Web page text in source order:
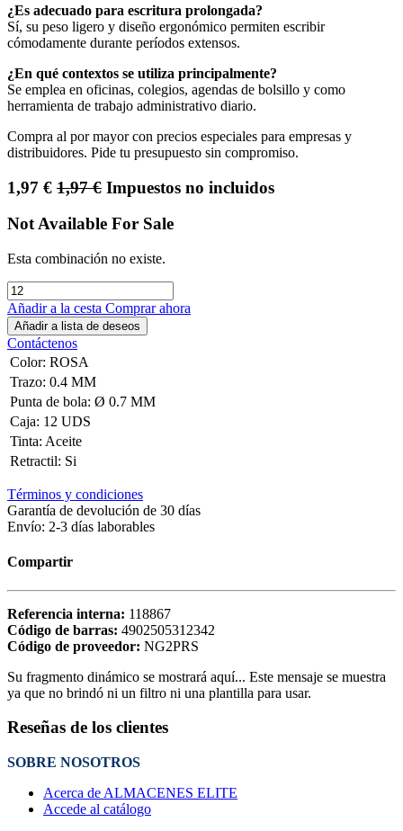
¿Es adecuado para escritura prolongada?
Sí, su peso ligero y diseño ergonómico permiten escribir
cómodamente durante períodos extensos.
¿En qué contextos se utiliza principalmente?
Se emplea en oficinas, colegios, agendas de bolsillo y como
herramienta de trabajo administrativo diario.
Compra al por mayor con precios especiales para empresas y
distribuidores. Pide tu presupuesto sin compromiso.
1,97 € 1,97€ Impuestos no incluidos
Not Available For Sale
Esta combinación no existe.
Añadir a la cesta Comprar ahora
Añadir a lista de deseos
Contáctenos
Color: ROSA
Trazo: 0.4 MM
Punta de bola: Ø 0.7 MM
Caja: 12 UDS
Tinta: Aceite
Retractil: Si
Términos y condiciones
Garantía de devolución de 30 días
Envío: 2-3 días laborables
Compartir
Referencia interna: 118867
Código de barras: 4902505312342
Código de proveedor: NG2PRS
Su fragmento dinámico se mostrará aquí... Este mensaje se muestra
ya que no brindó ni un filtro ni una plantilla para usar.
Reseñas de los clientes
SOBRE NOSOTROS
Acerca de ALMACENES ELITE
Accede al catálogo